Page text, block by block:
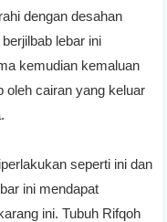
dengan desahan
lebar ini
kemudian kemaluan
oleh cairan yang keluar
seperti ini dan
ini mendapat
ini. Tubuh Rifqoh